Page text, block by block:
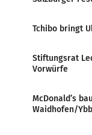
Tchibo bringt
Stiftungsrat
Vorwürfe
McDonald’s
Waidhofen/